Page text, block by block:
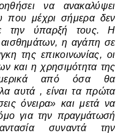
να ανακαλύψει
που μέχρι σήμερα δεν
την ύπαρξή τους. Η
αισθημάτων, η αγάπη σε
της επικοινωνίας, οι
και η χρησιμότητα της
μερικά από όσα θα
αυτά , είναι τα πρώτα
όνειρα» και μετά να
για την πραγμάτωσή
συναντά την